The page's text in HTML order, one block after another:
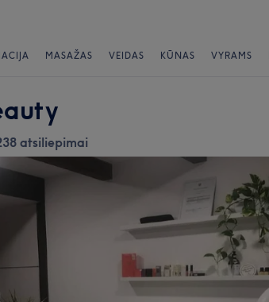
MASAŽAS VEIDAS KŪNAS VYRAMS
atsiliepimai